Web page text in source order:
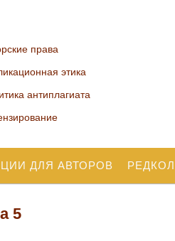
права
этика
антиплагиата
ДЛЯ АВТОРОВ
5